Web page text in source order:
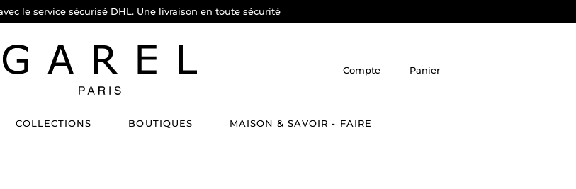
le service sécurisé DHL. Une livraison en toute sécurité
Compte Panier
COLLECTIONS BOUTIQUES MAISON & SAVOIR - FAIRE